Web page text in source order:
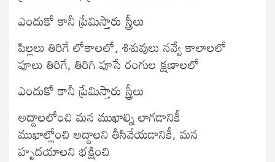
ఎందుకో కానీ ప్రేమిస్తారు స్త్రీలు
పిల్లలు తిరిగే లోకాలలో, శిశువులు నవ్వే కాలాలలో
పూలు తిరిగే, తిరిగి పూసే రంగుల క్షణాలలో
ఎందుకో కానీ ప్రేమిస్తారు స్త్రీలు
అద్దాలలోంచి మన ముఖాల్ని లాగడానికీ
ముఖాల్లోంచి అద్దాలని తీసివేయడానికీ, మన
హృదయాలని భక్షించి